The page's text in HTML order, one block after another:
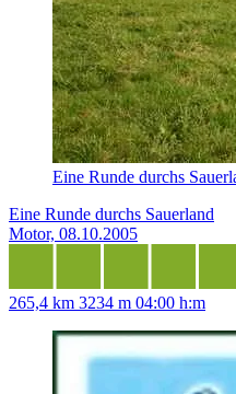
Eine Runde durchs
Eine Runde durchs Sauerland
Motor, 08.10.2005
265,4 km 3234 m 04:00 h:m